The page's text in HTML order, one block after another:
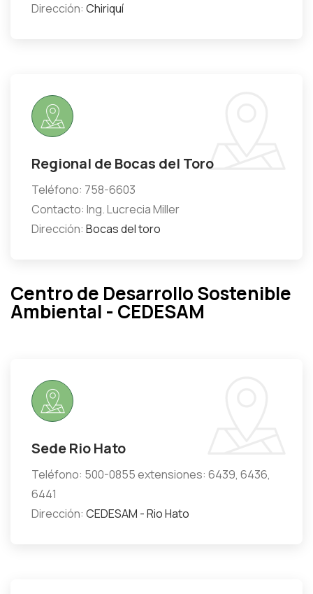
Dirección: Chiriquí
Regional de Bocas del Toro
Teléfono: 758-6603
Contacto: Ing. Lucrecia Miller
Dirección: Bocas del toro
Centro de Desarrollo Sostenible
Ambiental - CEDESAM
Sede Rio Hato
Teléfono: 500-0855 extensiones: 6439, 6436,
6441
Dirección: CEDESAM - Rio Hato